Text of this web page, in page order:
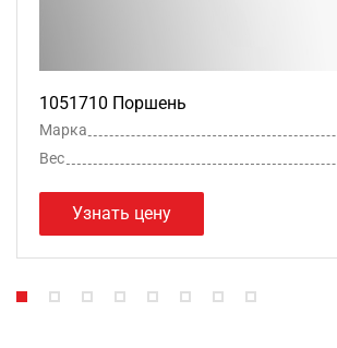
1051710 Поршень
Марка
Вес
Узнать цену